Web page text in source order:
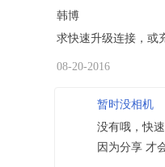
韩博
求快速升级连接，或
08-20-2016
暂时没相机
没有哦，快
因为分享 才